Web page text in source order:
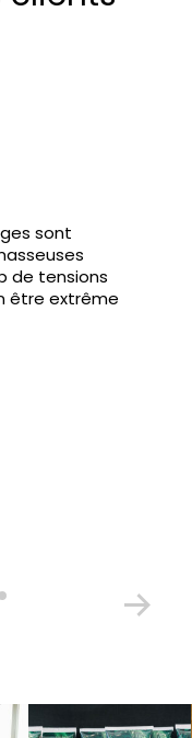
sont
de tensions
être extrême